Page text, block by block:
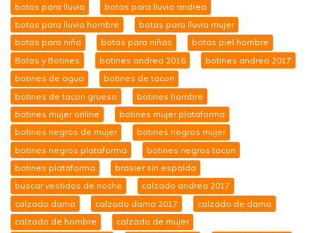
botas para lluvia
botas para lluvia andrea
botas para lluvia hombre
botas para lluvia mujer
botas para niña
botas para niñas
botas piel hombre
Botas y Botines
botines andrea 2016
botines andrea 2017
botines de agua
botines de tacon
botines de tacon grueso
botines hombre
botines mujer online
botines mujer plataforma
botines negros de mujer
botines negros mujer
botines negros plataforma
botines negros tacon
botines plataforma
brasier sin espalda
buscar vestidos de noche
calzado andrea 2017
calzado dama
calzado dama 2017
calzado de dama
calzado de hombre
calzado de mujer